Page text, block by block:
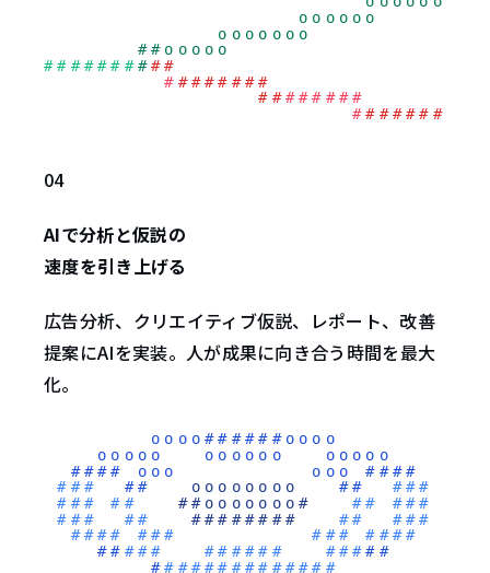
04
AIで分析と仮説の
速度を引き上げる
広告分析、クリエイティブ仮説、レポート、改善
提案にAIを実装。人が成果に向き合う時間を最大
化。